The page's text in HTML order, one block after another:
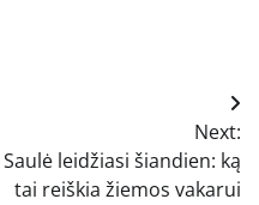
Next:
Saulė leidžiasi šiandien: ką
tai reiškia žiemos vakarui